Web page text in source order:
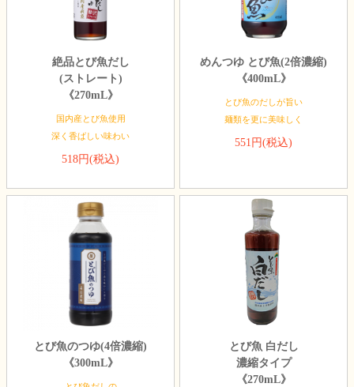
絶品とび魚だし
(ストレート)
《270mL》
国内産とび魚使用
深く香ばしい味わい
518円(税込)
めんつゆ とび魚(2倍濃縮)
《400mL》
とび魚のだしが旨い
麺類を更に美味しく
551円(税込)
とび魚のつゆ(4倍濃縮)
《300mL》
とび魚 白だし
濃縮タイプ
《270mL》